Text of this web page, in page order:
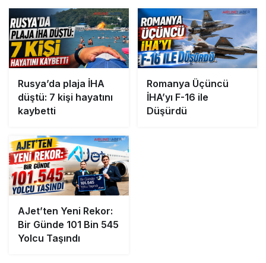
Rusya’da plaja İHA
düştü: 7 kişi hayatını
kaybetti
Romanya Üçüncü
İHA’yı F-16 ile
Düşürdü
AJet’ten Yeni Rekor:
Bir Günde 101 Bin 545
Yolcu Taşındı